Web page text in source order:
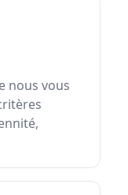
nous vous